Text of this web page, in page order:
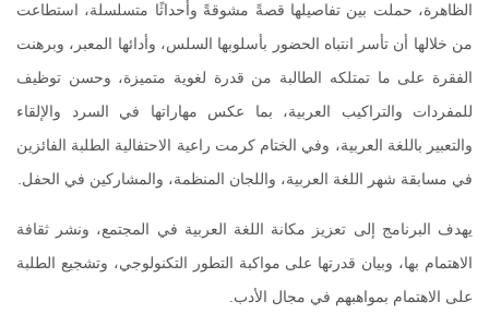
الظاهرة، حملت بين تفاصيلها قصةً مشوقةً وأحداثًا متسلسلة، استطاعت
من خلالها أن تأسر انتباه الحضور بأسلوبها السلس، وأدائها المعبر، وبرهنت
الفقرة على ما تمتلكه الطالبة من قدرة لغوية متميزة، وحسن توظيف
للمفردات والتراكيب العربية، بما عكس مهاراتها في السرد والإلقاء
والتعبير باللغة العربية، وفي الختام كرمت راعية الاحتفالية الطلبة الفائزين
في مسابقة شهر اللغة العربية، واللجان المنظمة، والمشاركين في الحفل.
يهدف البرنامج إلى تعزيز مكانة اللغة العربية في المجتمع، ونشر ثقافة
الاهتمام بها، وبيان قدرتها على مواكبة التطور التكنولوجي، وتشجيع الطلبة
على الاهتمام بمواهبهم في مجال الأدب.